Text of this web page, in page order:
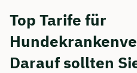
Top Tarife für
Darauf sollten